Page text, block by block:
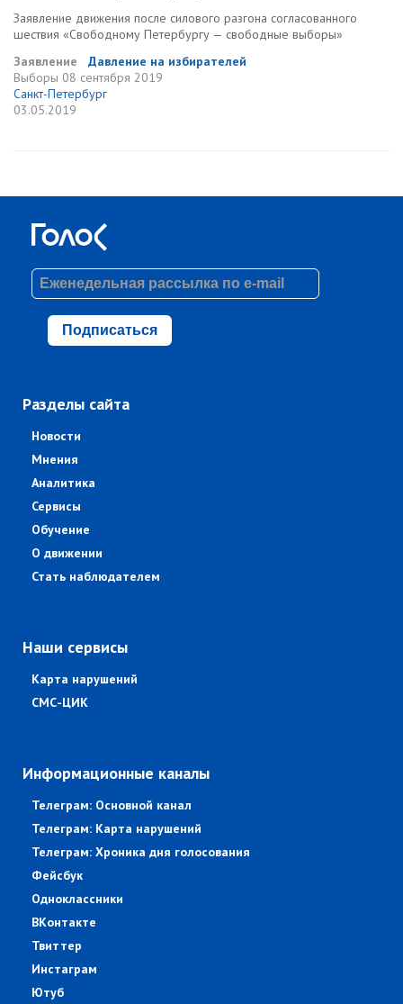
Заявление движения после силового разгона согласованного
шествия «Свободному Петербургу — свободные выборы»
Заявление
Давление на избирателей
Выборы 08 сентября 2019
Санкт-Петербург
03.05.2019
Подписаться
Разделы сайта
Новости
Мнения
Аналитика
Сервисы
Обучение
О движении
Стать наблюдателем
Наши сервисы
Карта нарушений
СМС-ЦИК
Информационные каналы
Телеграм: Основной канал
Телеграм: Карта нарушений
Телеграм: Хроника дня голосования
Фейсбук
Одноклассники
ВКонтакте
Твиттер
Инстаграм
Ютуб